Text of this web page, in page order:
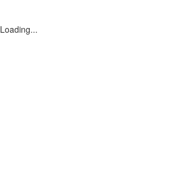
Loading...